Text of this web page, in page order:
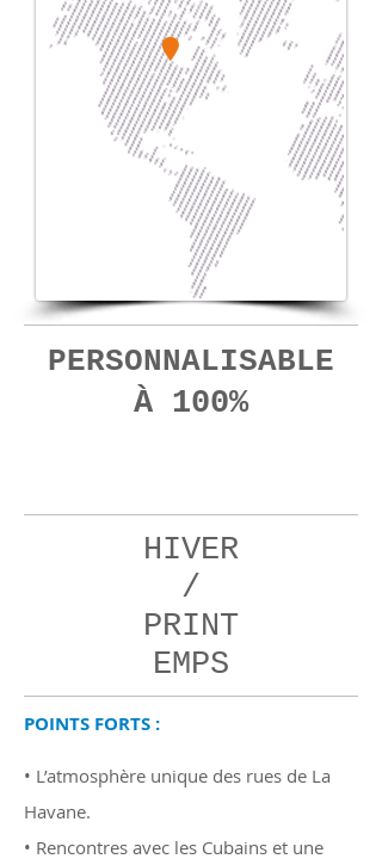
PERSONNALISABLE
À 100%
HIVER
/
PRINT
EMPS
POINTS FORTS :
• L’atmosphère unique des rues de La
Havane.
• Rencontres avec les Cubains et une